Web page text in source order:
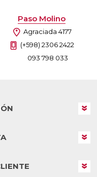
Paso Molino
Agraciada 4177
(+598) 2306 2422
093 798 033